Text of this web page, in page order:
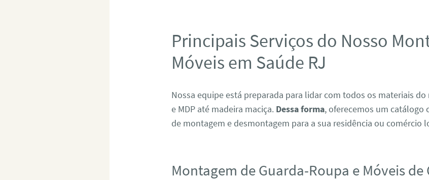
Principais Serviços do Nosso
Móveis em Saúde RJ
Nossa equipe está preparada para lidar com todos os materiais do
e MDP até madeira maciça. Dessa forma, oferecemos um catálogo
de montagem e desmontagem para a sua residência ou comércio
Montagem de Guarda-Roupa e Móveis de